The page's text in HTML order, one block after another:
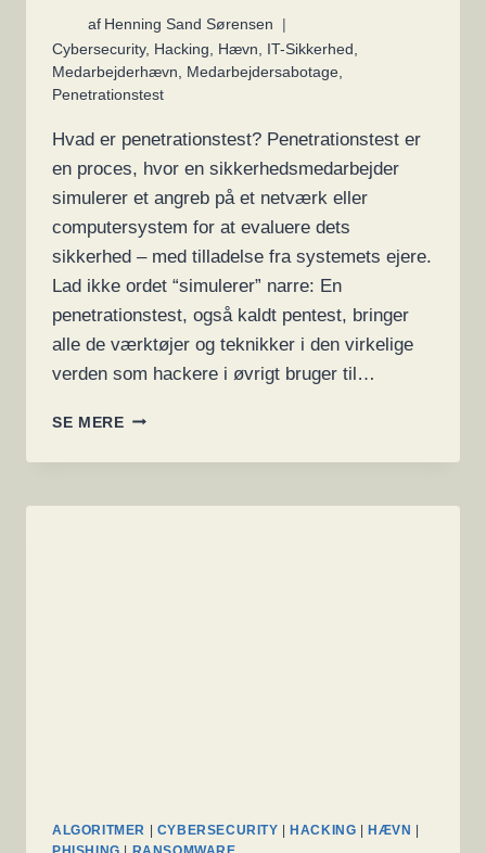
af Henning Sand Sørensen
Cybersecurity, Hacking Hævn IT-Sikkerhed
Medarbejderhævn
Medarbejdersabotage
Penetrationstest
Hvad er penetrationstest? Penetrationstest er
en proces, hvor en sikkerhedsmedarbejder
simulerer et angreb på et netværk eller
computersystem for at evaluere dets
sikkerhed – med tilladelse fra systemets ejere.
Lad ikke ordet “simulerer” narre: En
penetrationstest, også kaldt pentest, bringer
alle de værktøjer og teknikker i den virkelige
verden som hackere i øvrigt bruger til…
SE MEREBRUG
PENETRATIONSTEST
AT
ALGORITMER CYBERSECURITY HACKING HÆVN